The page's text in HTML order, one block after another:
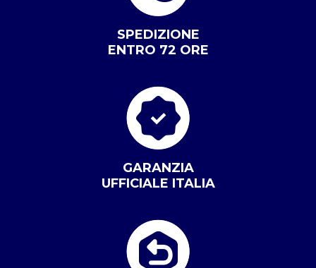
SPEDIZIONE
ENTRO 72 ORE
GARANZIA
UFFICIALE ITALIA